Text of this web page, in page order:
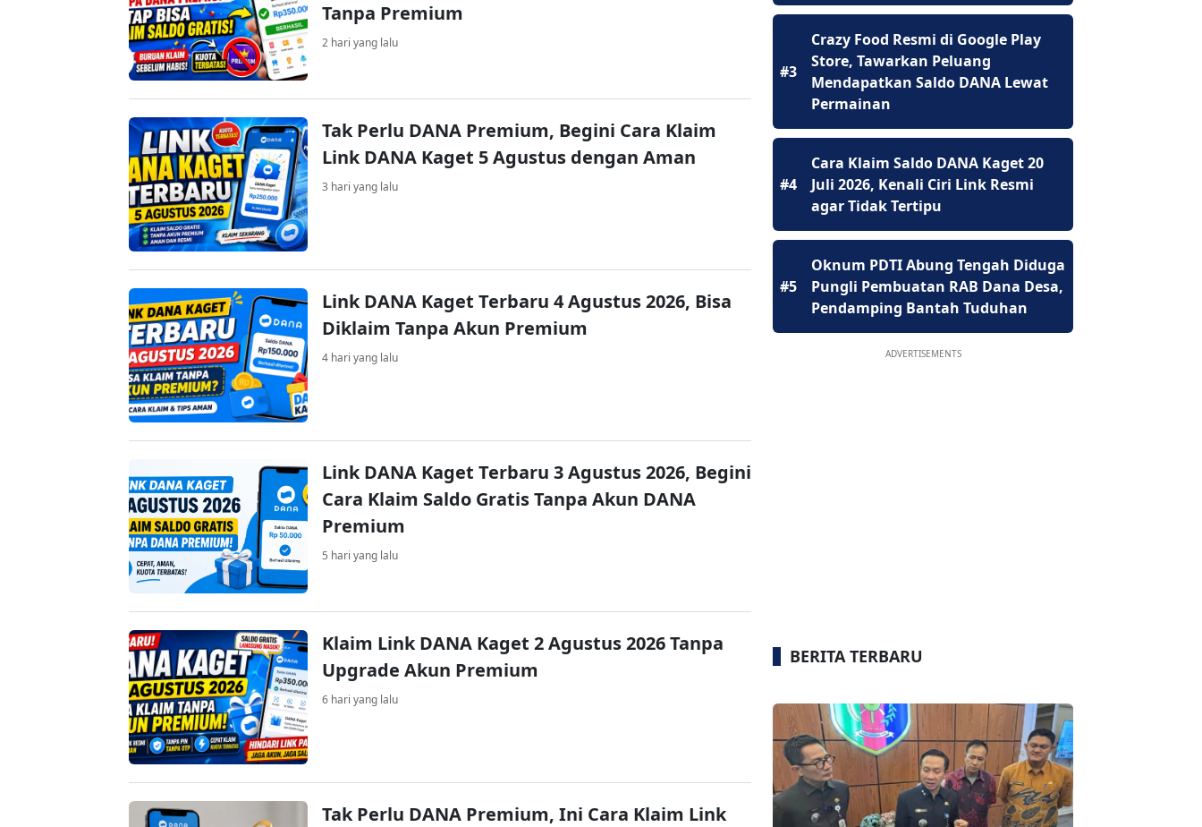
Tanpa Premium
2 hari yang lalu
Tak Perlu DANA Premium, Begini Cara Klaim
Link DANA Kaget 5 Agustus dengan Aman
3 hari yang lalu
Link DANA Kaget Terbaru 4 Agustus 2026, Bisa
Diklaim Tanpa Akun Premium
4 hari yang lalu
Link DANA Kaget Terbaru 3 Agustus 2026, Begini
Cara Klaim Saldo Gratis Tanpa Akun DANA
Premium
5 hari yang lalu
Klaim Link DANA Kaget 2 Agustus 2026 Tanpa
Upgrade Akun Premium
6 hari yang lalu
Tak Perlu DANA Premium, Ini Cara Klaim Link
#3
Crazy Food Resmi di Google Play
Store, Tawarkan Peluang
Mendapatkan Saldo DANA Lewat
Permainan
#4
Cara Klaim Saldo DANA Kaget 20
Juli 2026, Kenali Ciri Link Resmi
agar Tidak Tertipu
#5
Oknum PDTI Abung Tengah Diduga
Pungli Pembuatan RAB Dana Desa,
Pendamping Bantah Tuduhan
ADVERTISEMENTS
BERITA TERBARU